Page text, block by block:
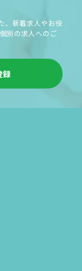
、新着求人やお役
別の求人へのご
録